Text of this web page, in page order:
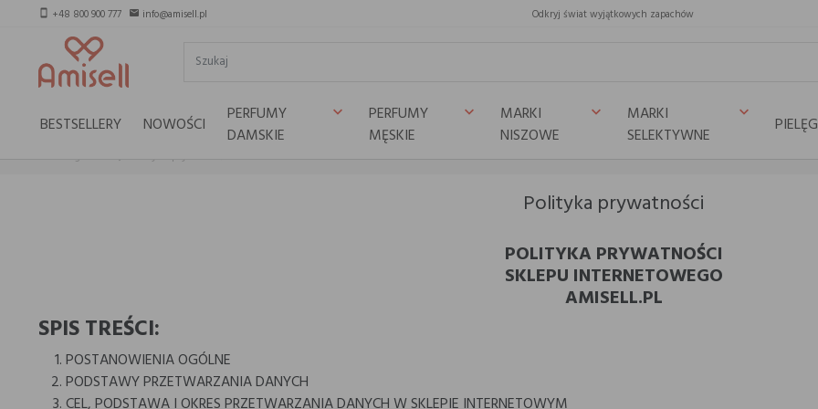
smartphone +48 800 900 777 email info@amisell.pl Odkryj świat wyjątkowych zapachów
BESTSELLERY NOWOŚCI
PERFUMY
DAMSKIE
keyboard_arrow_down
PERFUMY
MĘSKIE
keyboard_arrow_down
MARKI
NISZOWE
keyboard_arrow_down
MARKI
SELEKTYWNE
keyboard_arrow_down
Strona główna Polityka prywatności
Polityka prywatności
POLITYKA PRYWATNOŚCI
SKLEPU INTERNETOWEGO
AMISELL.PL
SPIS TREŚCI:
POSTANOWIENIA OGÓLNE
PODSTAWY PRZETWARZANIA DANYCH